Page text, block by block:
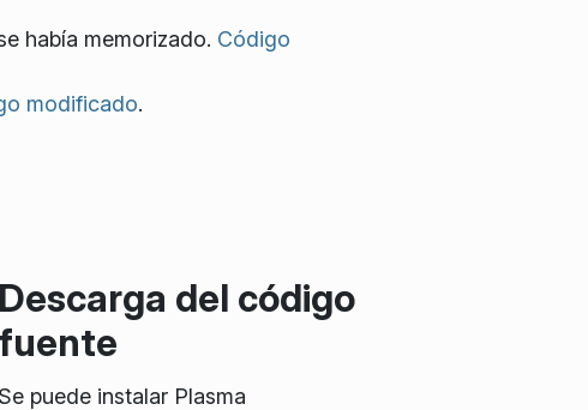
había memorizado. Código
modificado.
Descarga del código
fuente
Se puede instalar Plasma